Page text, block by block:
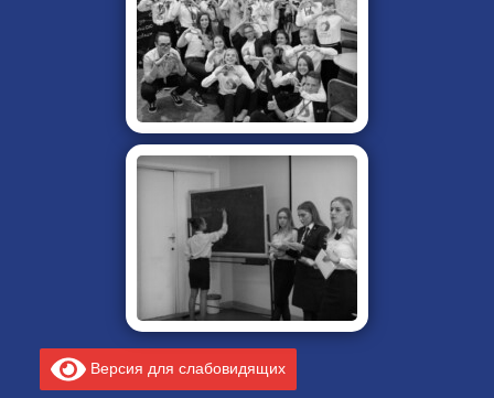
Версия для слабовидящих